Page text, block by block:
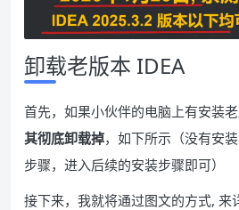
卸载老版本 IDEA
首先，如果小伙伴的电脑上有安装
其彻底卸载掉，如下所示（没有安
步骤，进入后续的安装步骤即可）
接下来，我就将通过图文的方式, 来